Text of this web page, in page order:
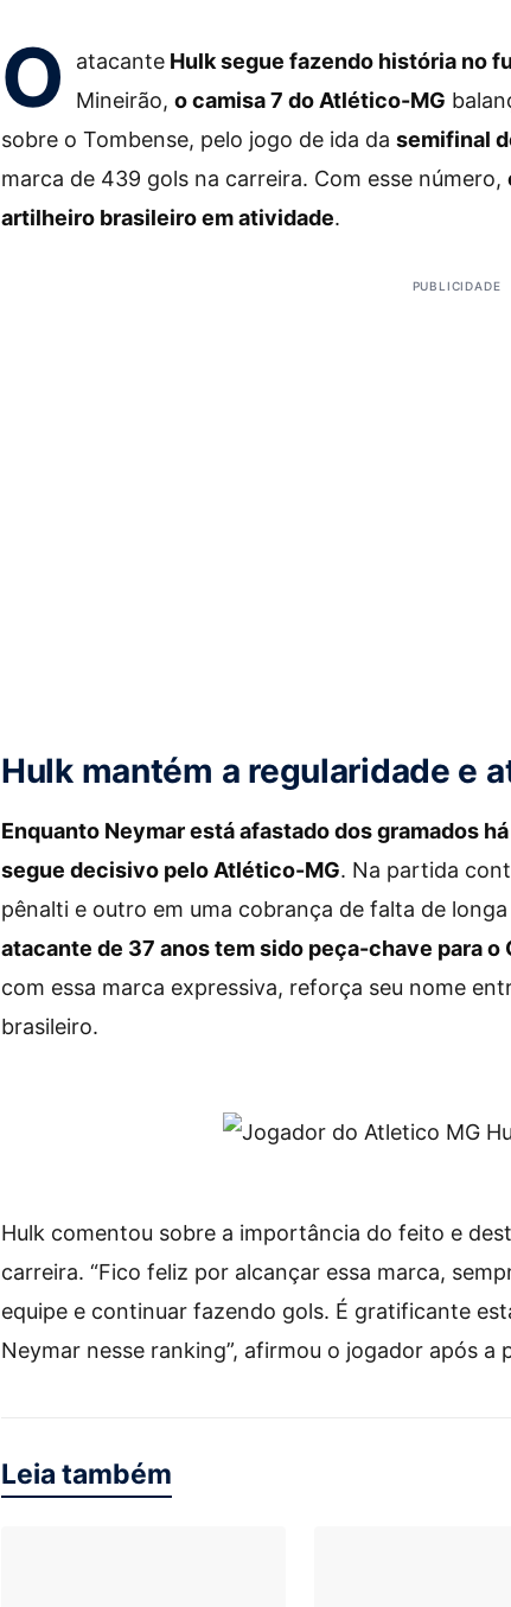
O atacante Hulk segue fazendo história no
Mineirão, o camisa 7 do Atlético-MG
sobre o Tombense, pelo jogo de ida da semifinal
marca de 439 gols na carreira. Com esse número,
artilheiro brasileiro em atividade.
PUBLICIDADE
Hulk mantém a regularidade e
Enquanto Neymar está afastado dos gramados
segue decisivo pelo Atlético-MG. Na partida
pênalti e outro em uma cobrança de falta de
atacante de 37 anos tem sido peça-chave para o
com essa marca expressiva, reforça seu nome
brasileiro.
Hulk comentou sobre a importância do feito e
carreira. “Fico feliz por alcançar essa marca,
equipe e continuar fazendo gols. É gratificante
Neymar nesse ranking”, afirmou o jogador após a
Leia também